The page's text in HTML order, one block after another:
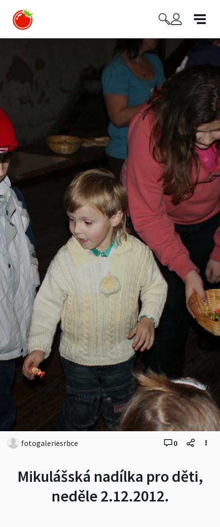
Mikulášská nadílka pro děti,
neděle 2.12.2012.
fotogaleriesrbce 0